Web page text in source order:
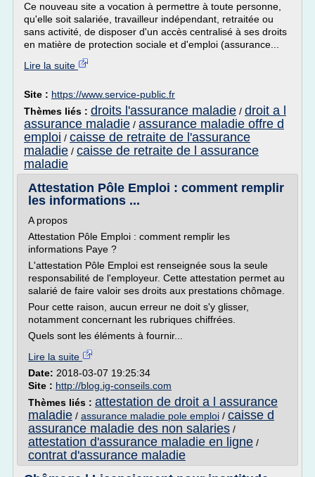
Ce nouveau site a vocation à permettre à toute personne,
qu'elle soit salariée, travailleur indépendant, retraitée ou
sans activité, de disposer d'un accès centralisé à ses droits
en matière de protection sociale et d'emploi (assurance...
Lire la suite
Site : https://www.service-public.fr
Thèmes liés : droits l'assurance maladie / droit a l
assurance maladie / assurance maladie offre d
emploi / caisse de retraite de l'assurance
maladie / caisse de retraite de l assurance
maladie
Attestation Pôle Emploi : comment remplir
les informations ...
A propos
Attestation Pôle Emploi : comment remplir les
informations Paye ?
L'attestation Pôle Emploi est renseignée sous la seule
responsabilité de l'employeur. Cette attestation permet au
salarié de faire valoir ses droits aux prestations chômage.
Pour cette raison, aucun erreur ne doit s'y glisser,
notamment concernant les rubriques chiffrées.
Quels sont les éléments à fournir...
Lire la suite
Date: 2018-03-07 19:25:34
Site : http://blog.ig-conseils.com
Thèmes liés : attestation de droit a l assurance
maladie / assurance maladie pole emploi / caisse d
assurance maladie des non salaries /
attestation d'assurance maladie en ligne /
contrat d'assurance maladie